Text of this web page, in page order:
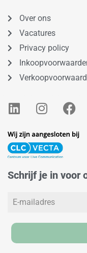
Over ons
Vacatures
Privacy policy
L
i
k
e
i
I
n
t
a
r
m
F
a
e
o
Schrijf je in voor